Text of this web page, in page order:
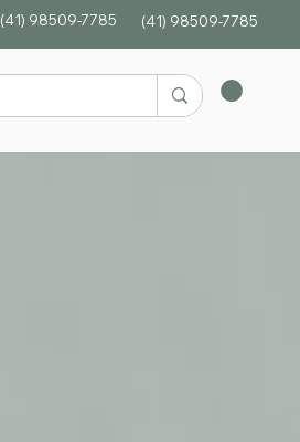
(41) 98509-7785 (41) 98509-7785